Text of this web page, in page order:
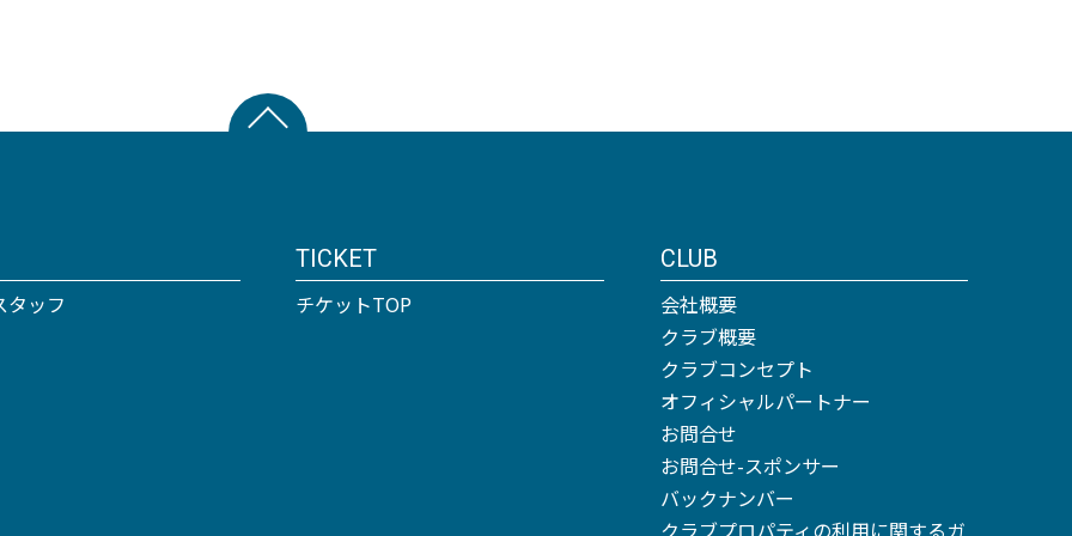
タッフ
TICKET
チケットTOP
CLUB
会社概要
クラブ概要
クラブコンセプト
オフィシャルパートナー
お問合せ
お問合せ-スポンサー
バックナンバー
クラブプロパティの利用に関するガ